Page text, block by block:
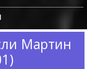
Мартин